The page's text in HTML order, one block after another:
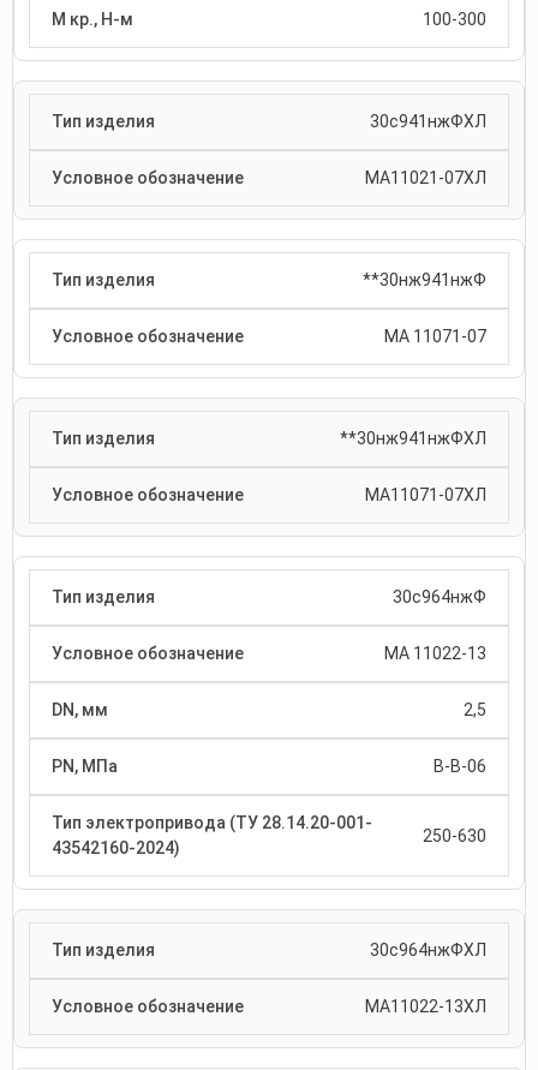
100-300
30с941нжФХЛ
МА11021-07ХЛ
**30нж941нжФ
МА 11071-07
**30нж941нжФХЛ
МА11071-07ХЛ
30с964нжФ
МА 11022-13
2,5
В-В-06
250-630
30с964нжФХЛ
МА11022-13ХЛ